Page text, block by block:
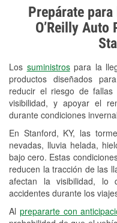
Prepárate
O’Reilly
Los suministrospara la
productos diseñados
reducir el riesgo de
visibilidad, y apoyar el
durante condiciones
En Stanford, KY, las
nevadas, lluvia helada,
bajo cero. Estas
reducen la tracción de las
afectan la visibilidad,
accidentes durante los
Al prepararte con
Prueba de
Revisión
Reciclaje
Instalación
Instalación
Programa
Mezcla de
freno